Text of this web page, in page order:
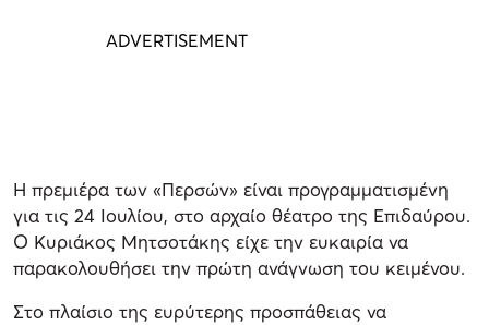
Η πρεμιέρα των «Περσών» είναι προγραμματισμένη
για τις 24 Ιουλίου, στο αρχαίο θέατρο της Επιδαύρου.
Ο Κυριάκος Μητσοτάκης είχε την ευκαιρία να
παρακολουθήσει την πρώτη ανάγνωση του κειμένου.
Στο πλαίσιο της ευρύτερης προσπάθειας να